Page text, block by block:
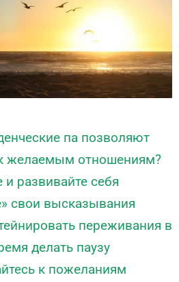
па позволяют
желаемым отношениям?
и развивайте себя
свои высказывания
переживания в
делать паузу
к пожеланиям